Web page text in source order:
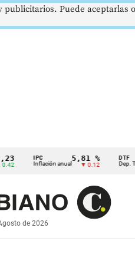
IPC
Inflación anual
5,81 %
▼ 0.12
DTF
Dep. Término
de 2026
Puede aceptarlas